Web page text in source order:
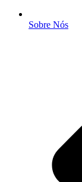
Sobre Nós